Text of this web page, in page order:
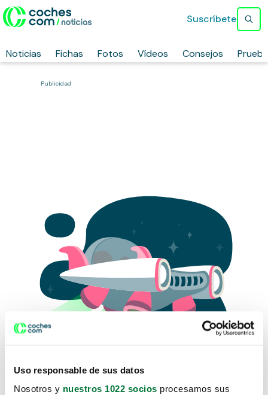
Uso responsable de sus datos
Nosotros y nuestros 1022 socios procesamos sus
Noticias Fichas Fotos Vídeos Consejos
Suscríbete
Publicidad